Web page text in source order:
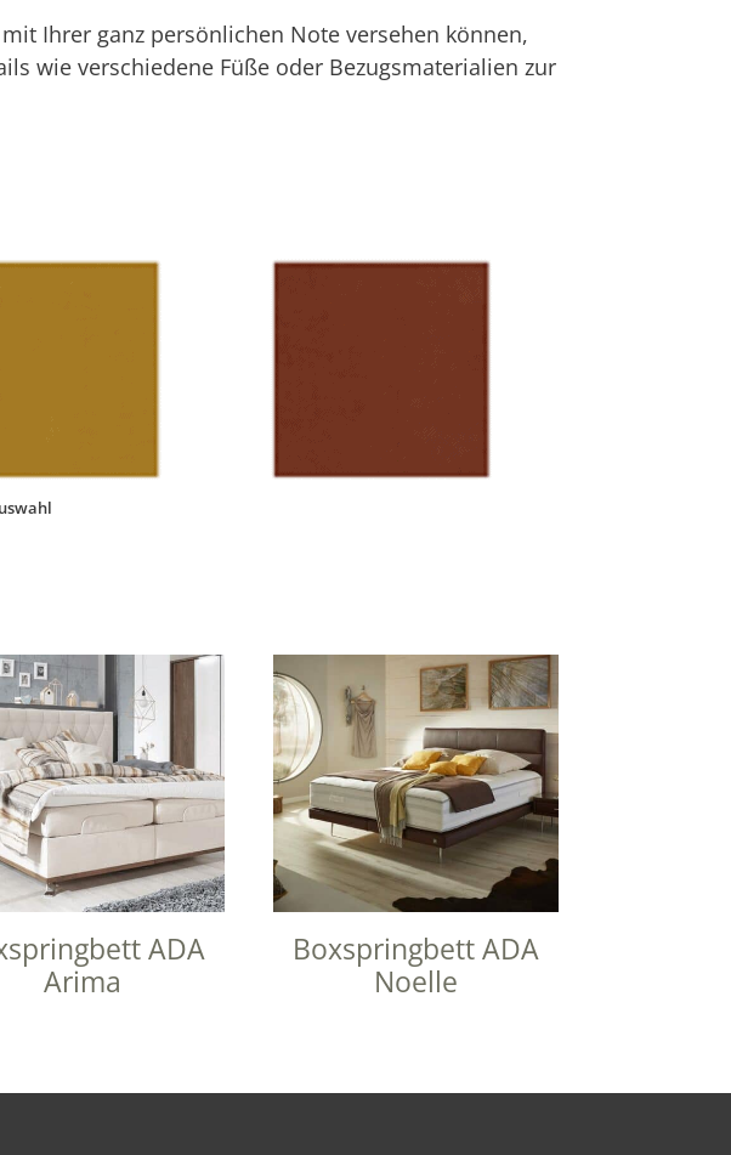
Ihrer ganz persönlichen Note versehen können,
wie verschiedene Füße oder Bezugsmaterialien zur
ADA
Arima
Boxspringbett ADA
Noelle